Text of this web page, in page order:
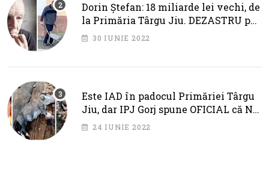
Dorin Ștefan: 18 miliarde lei vechi, de
la Primăria Târgu Jiu. DEZASTRU pe
AXA BRÂNCUȘI
30 IUNIE 2022
Este IAD în padocul Primăriei Târgu
Jiu, dar IPJ Gorj spune OFICIAL că NU
SUNT PROBLEME!
24 IUNIE 2022